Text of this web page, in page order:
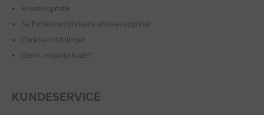
Privatlivspolitik
Se Fødevarestyrelsens smiley-rapporter
Cookie-indstillinger
Glemt adgangskode?
KUNDESERVICE